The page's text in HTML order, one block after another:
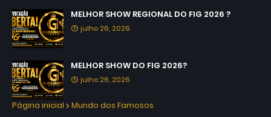
MELHOR SHOW REGIONAL DO FIG 2026 ?
julho 26, 2026
MELHOR SHOW DO FIG 2026?
julho 26, 2026
Página inicial Mundo dos Famosos